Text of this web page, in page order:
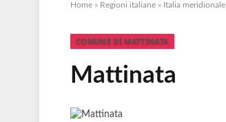
Home » Regioni italiane » Italia meridionale
COMUNE DI MATTINATA
Mattinata